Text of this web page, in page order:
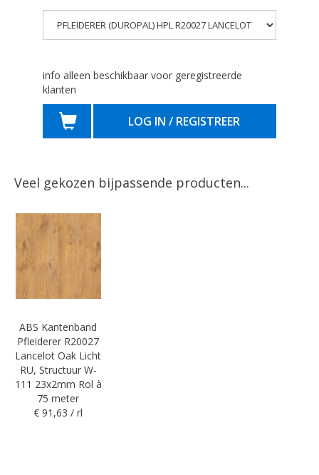
info alleen beschikbaar voor geregistreerde
klanten
LOG IN / REGISTREER
Veel gekozen bijpassende producten...
ABS Kantenband
Pfleiderer R20027
Lancelot Oak Licht
RU, Structuur W-
111 23x2mm Rol à
75 meter
€ 91,63 / rl